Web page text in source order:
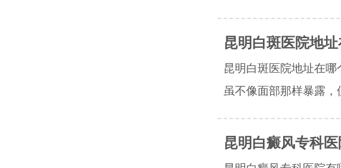
昆明白斑医院地
昆明白斑医院地址在
虽不像面部那样暴露
昆明白癜风专科